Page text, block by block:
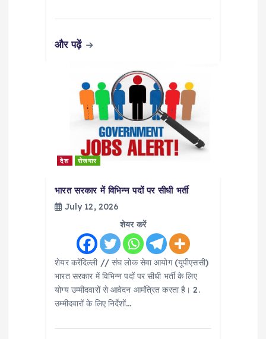
और पढ़ें
देश रोजगार
भारत सरकार में विभिन्न पदों पर सीधी भर्ती
July 12, 2026
शेयर करें
शेयर करेंदिल्ली // संघ लोक सेवा आयोग (यूपीएससी)
भारत सरकार में विभिन्न पदों पर सीधी भर्ती के लिए
योग्य उम्मीदवारों से आवेदन आमंत्रित करता है। 2.
उम्मीदवारों के लिए निर्देशों…